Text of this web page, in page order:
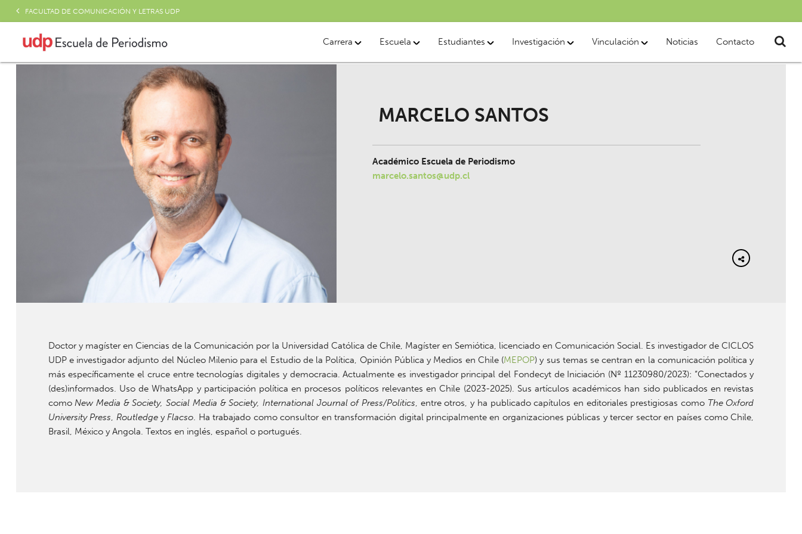
FACULTAD DE COMUNICACIÓN Y LETRAS UDP
Carrera Escuela Estudiantes Investigación Vinculación Noticias Contacto
MARCELO SANTOS
Académico Escuela de Periodismo
marcelo.santos@udp.cl
Doctor y magíster en Ciencias de la Comunicación por la Universidad Católica de Chile, Magíster en Semiótica, licenciado en Comunicación Social. Es investigador de CICLOS
UDP e investigador adjunto del Núcleo Milenio para el Estudio de la Política, Opinión Pública y Medios en Chile (MEPOP) y sus temas se centran en la comunicación política y
más específicamente el cruce entre tecnologías digitales y democracia. Actualmente es investigador principal del Fondecyt de Iniciación (Nº 11230980/2023): “Conectados y
(des)informados. Uso de WhatsApp y participación política en procesos políticos relevantes en Chile (2023-2025). Sus artículos académicos han sido publicados en revistas
comoNew Media & Society, Social Media & Society, International Journal of Press/Politics, entre otros, y ha publicado capítulos en editoriales prestigiosas como The Oxford
University Press, RoutledgeyFlacso. Ha trabajado como consultor en transformación digital principalmente en organizaciones públicas y tercer sector en países como Chile,
Brasil, México y Angola. Textos en inglés, español o portugués.